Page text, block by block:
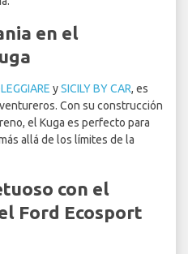
en el
ySICILY BY CAR, es
Con su construcción
el Kuga es perfecto para
allá de los límites de la
con el
Ford Ecosport